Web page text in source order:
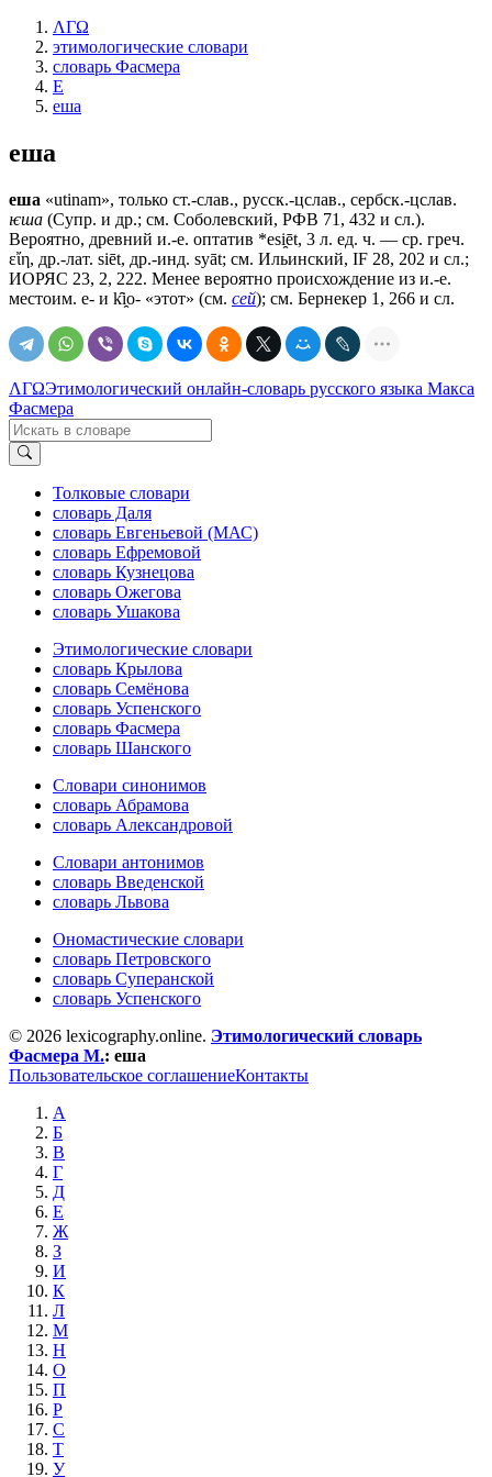
ΛΓΩ
этимологические словари
словарь Фасмера
Е
еша
еша
еша «utinam», только ст.-слав., русск.-цслав., сербск.-цслав.
ѥша (Супр. и др.; см. Соболевский, РФВ 71, 432 и сл.).
Вероятно, древний и.-е. оптатив *esi̯ēt, 3 л. ед. ч. — ср. греч.
εἴη, др.-лат. siēt, др.-инд. syāt; см. Ильинский, IF 28, 202 и сл.;
ИОРЯС 23, 2, 222. Менее вероятно происхождение из и.-е.
местоим. e- и k̑i̯o- «этот» (см. сей); см. Бернекер 1, 266 и сл.
ΛΓΩЭтимологический онлайн-словарь русского языка Макса
Фасмера
Толковые словари
словарь Даля
словарь Евгеньевой (МАС)
словарь Ефремовой
словарь Кузнецова
словарь Ожегова
словарь Ушакова
Этимологические словари
словарь Крылова
словарь Семёнова
словарь Успенского
словарь Фасмера
словарь Шанского
Словари синонимов
словарь Абрамова
словарь Александровой
Словари антонимов
словарь Введенской
словарь Львова
Ономастические словари
словарь Петровского
словарь Суперанской
словарь Успенского
© 2026 lexicography.online. Этимологический словарь
Фасмера М.: еша
Пользовательское соглашениеКонтакты
А
Б
В
Г
Д
Е
Ж
З
И
К
Л
М
Н
О
П
Р
С
Т
У